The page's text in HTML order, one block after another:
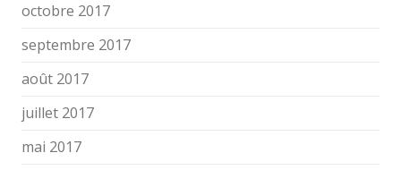
octobre 2017
septembre 2017
août 2017
juillet 2017
mai 2017